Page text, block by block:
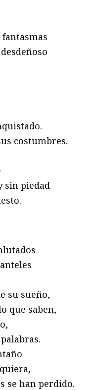
costumbres.
sin piedad
su sueño,
que saben,
se han perdido.